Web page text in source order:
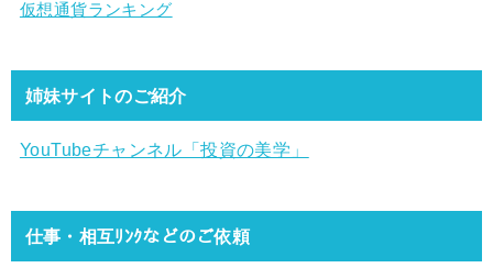
仮想通貨ランキング
姉妹サイトのご紹介
YouTubeチャンネル「投資の美学」
仕事・相互ﾘﾝｸなどのご依頼